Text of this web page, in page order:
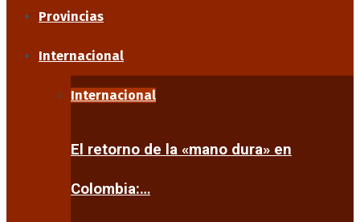
Provincias
Internacional
Internacional
El retorno de la «mano dura» en
Colombia:…